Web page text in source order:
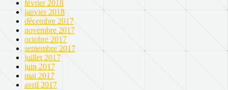
février 2018
janvier 2018
décembre 2017
novembre 2017
octobre 2017
septembre 2017
juillet 2017
juin 2017
mai 2017
avril 2017